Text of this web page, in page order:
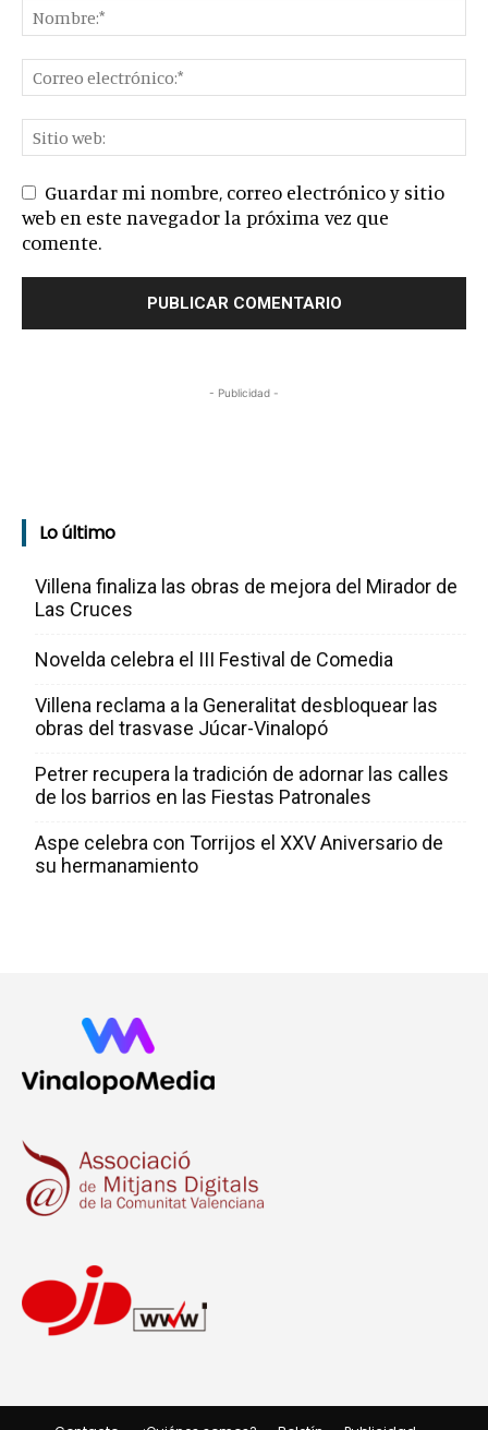
Guardar mi nombre, correo electrónico y sitio
web en este navegador la próxima vez que
comente.
- Publicidad -
Lo último
Villena finaliza las obras de mejora del Mirador de
Las Cruces
Novelda celebra el III Festival de Comedia
Villena reclama a la Generalitat desbloquear las
obras del trasvase Júcar-Vinalopó
Petrer recupera la tradición de adornar las calles
de los barrios en las Fiestas Patronales
Aspe celebra con Torrijos el XXV Aniversario de
su hermanamiento